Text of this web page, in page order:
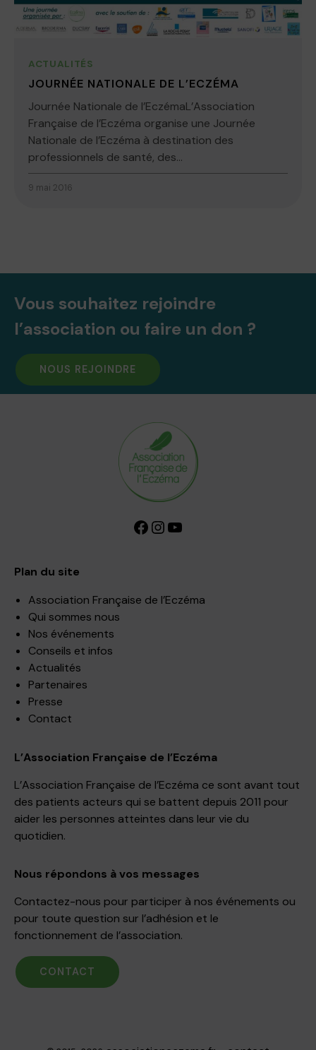
ACTUALITÉS
JOURNÉE NATIONALE DE L’ECZÉMA
Journée Nationale de l’EczémaL’Association
Française de l’Eczéma organise une Journée
Nationale de l’Eczéma à destination des
professionnels de santé, des...
9 mai 2016
Vous souhaitez rejoindre
l’association ou faire un don ?
NOUS REJOINDRE
Facebook InstagramYouTube
Plan du site
Association Française de l’Eczéma
Qui sommes nous
Nos événements
Conseils et infos
Actualités
Partenaires
Presse
Contact
L’Association Française de l’Eczéma
L’Association Française de l’Eczéma ce sont avant tout
des patients acteurs qui se battent depuis 2011 pour
aider les personnes atteintes dans leur vie du
quotidien.
Nous répondons à vos messages
Contactez-nous pour participer à nos événements ou
pour toute question sur l’adhésion et le
fonctionnement de l’association.
CONTACT